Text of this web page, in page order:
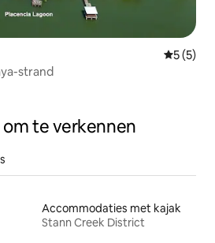
5 (5)
strand
te verkennen
Accommodaties met kajak
Stann Creek District